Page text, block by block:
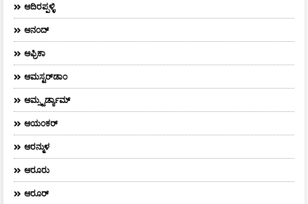
ಆದಿರಪ್ಪಳ್ಳಿ
ಆನಂದ್‌
ಆಫ್ರಿಕಾ
ಆಮಸ್ಟರ್‌ಡಾಂ
ಆಮ್ಸ್ಟರ್ಡ್ಯಾಮ್
ಆಯಂಕರ್
ಆರನ್ಮುಳ
ಆರೂರು
ಆರೂರ್